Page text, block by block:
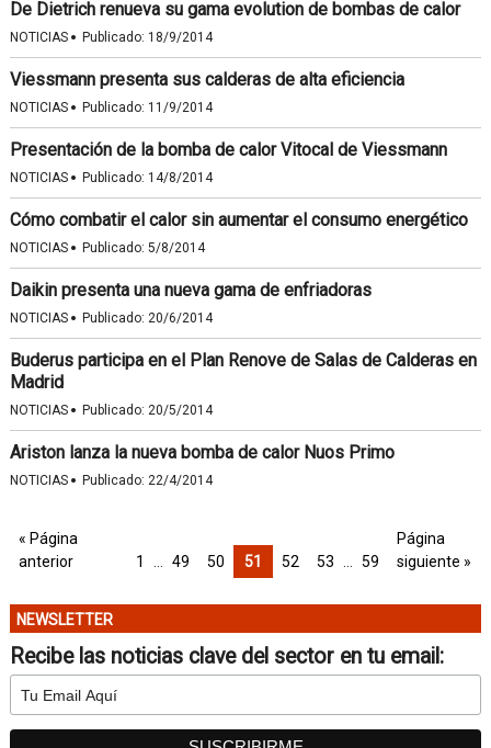
De Dietrich renueva su gama evolution de bombas de calor
NOTICIAS · Publicado: 18/9/2014
Viessmann presenta sus calderas de alta eficiencia
NOTICIAS · Publicado: 11/9/2014
Presentación de la bomba de calor Vitocal de Viessmann
NOTICIAS · Publicado: 14/8/2014
Cómo combatir el calor sin aumentar el consumo energético
NOTICIAS · Publicado: 5/8/2014
Daikin presenta una nueva gama de enfriadoras
NOTICIAS · Publicado: 20/6/2014
Buderus participa en el Plan Renove de Salas de Calderas en
Madrid
NOTICIAS · Publicado: 20/5/2014
Ariston lanza la nueva bomba de calor Nuos Primo
NOTICIAS · Publicado: 22/4/2014
« Página
anterior
1 49 50 51 52 53 59
Página
siguiente »
NEWSLETTER
Recibe las noticias clave del sector en tu email: